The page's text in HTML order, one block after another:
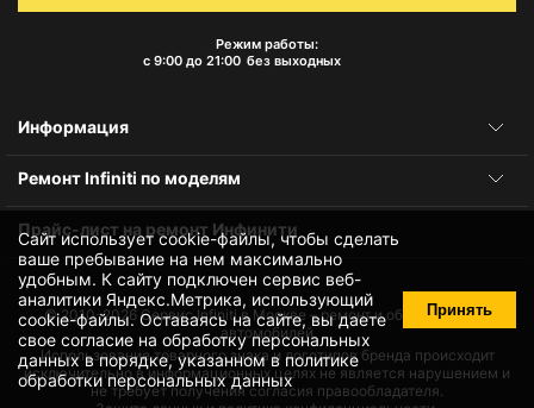
Сайт использует cookie-файлы, чтобы сделать
ваше пребывание на нем максимально
удобным. К cайту подключен сервис веб-
аналитики Яндекс.Метрика, использующий
cookie-файлы. Оставаясь на сайте, вы даете
свое согласие на обработку персональных
данныхв порядке, указанном в политике
обработки персональных данных
Принять
Режим работы:
с 9:00 до 21:00 без выходных
Информация
Ремонт Infiniti по моделям
Прайс-лист на ремонт Инфинити
© 2010-2026Сервис Infiniti в Москве – ремонт и обслуживание
автомобилей
Использование товарного знака и логотипов бренда происходит
исключительно в информационных целях не является нарушением и
не требует получения согласия правообладателя.